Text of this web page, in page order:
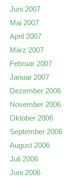
Juni 2007
Mai 2007
April 2007
März 2007
Februar 2007
Januar 2007
Dezember 2006
November 2006
Oktober 2006
September 2006
August 2006
Juli 2006
Juni 2006